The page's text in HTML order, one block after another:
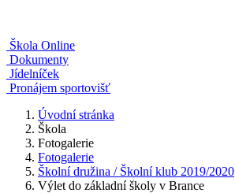
Škola Online
Dokumenty
Jídelníček
Pronájem sportovišť
Úvodní stránka
Škola
Fotogalerie
Fotogalerie
Školní družina / Školní klub 2019/2020
Výlet do základní školy v Brance